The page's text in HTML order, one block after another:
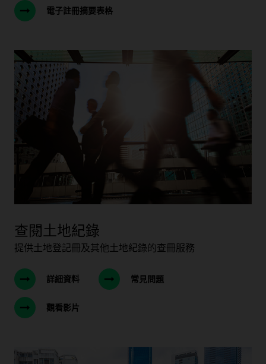
電子註冊摘要表格
查閱土地紀錄
提供土地登記冊及其他土地紀錄的查冊服務
詳細資料 常見問題
觀看影片